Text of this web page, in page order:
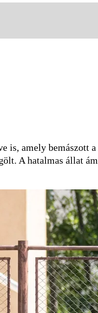
is, amely bemászott
A hatalmas állat